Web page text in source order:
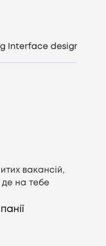
Interface design
вакансій,
де на тебе